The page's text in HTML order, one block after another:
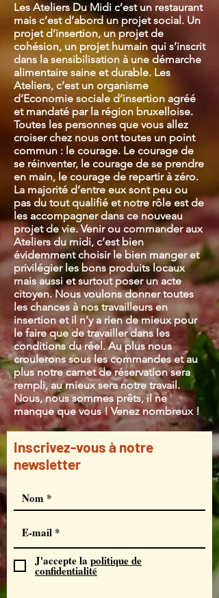
Les Ateliers Du Midi c’est un restaurant
mais c’est d’abord un projet social. Un
projet d’insertion, un projet de
cohésion, un projet humain qui s’inscrit
dans la sensibilisation à une démarche
alimentaire saine et durable. Les
Ateliers, c’est un organisme
d’Economie sociale d’insertion agréé
et mandaté par la région bruxelloise.
Toutes les personnes que vous allez
croiser chez nous ont toutes un point
commun : le courage. Le courage de
se réinventer, le courage de se prendre
en main, le courage de repartir à zéro.
La majorité d’entre eux sont peu ou
pas du tout qualifié et notre rôle est de
les accompagner dans ce nouveau
projet de vie. Venir ou commander aux
Ateliers du midi, c’est bien
évidemment choisir le bien manger et
privilégier les bons produits locaux
mais aussi et surtout poser un acte
citoyen. Nous voulons donner toutes
les chances à nos travailleurs en
insertion et il n’y a rien de mieux pour
le faire que de travailler dans les
conditions du réel. Au plus nous
croulerons sous les commandes et au
plus notre carnet de réservation sera
rempli, au mieux sera notre travail.
Nous, nous sommes prêts, il ne
manque que vous ! Venez nombreux !
Inscrivez-vous à notre
newsletter
J'accepte la politique de
confidentialité